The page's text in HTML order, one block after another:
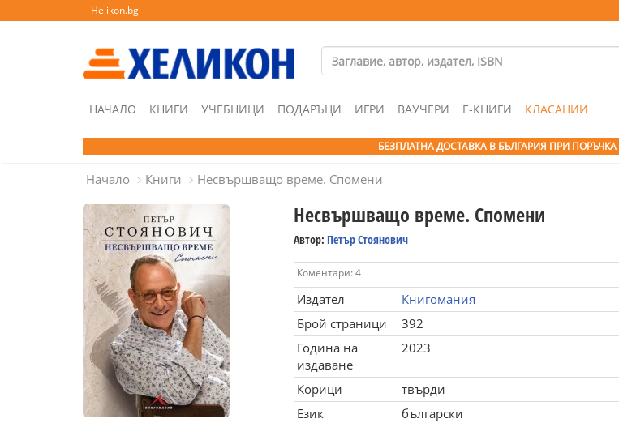
Helikon.bg
НАЧАЛО КНИГИ УЧЕБНИЦИ ПОДАРЪЦИ ИГРИ ВАУЧЕРИ Е-КНИГИ КЛАСАЦИИ
БЕЗПЛАТНА ДОСТАВКА В БЪЛГАРИЯ ПРИ ПОРЪЧКА
Начало Книги Несвършващо време. Спомени
Несвършващо време. Спомени
Автор: Петър Стоянович
Коментари: 4
Издател
Книгомания
Брой страници
392
Година на
издаване
2023
Корици
твърди
Език
български